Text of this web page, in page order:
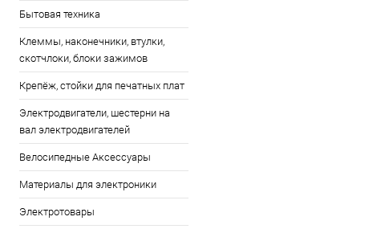
Бытовая техника
Клеммы, наконечники, втулки,
скотчлоки, блоки зажимов
Крепёж, стойки для печатных плат
Электродвигатели, шестерни на
вал электродвигателей
Велосипедные Аксессуары
Материалы для электроники
Электротовары